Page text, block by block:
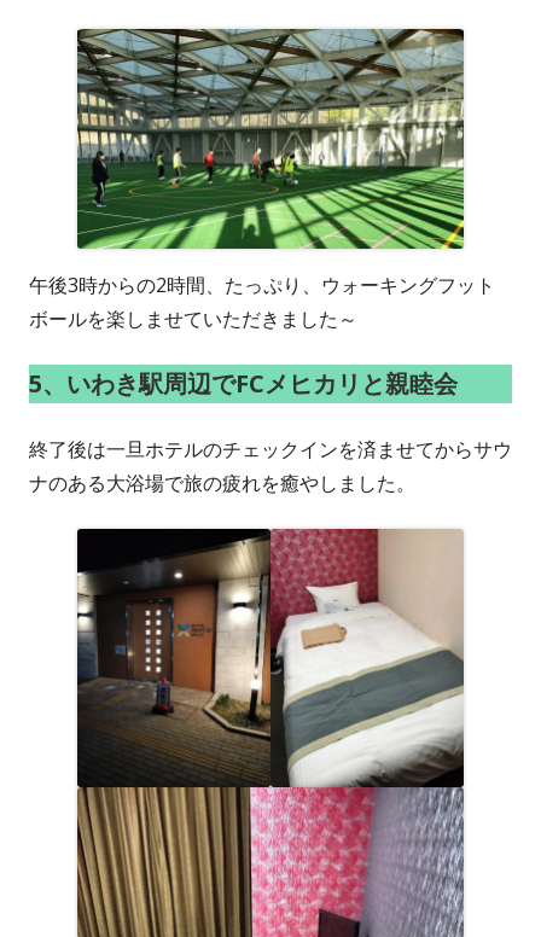
午後3時からの2時間、たっぷり、ウォーキングフット
ボールを楽しませていただきました～
5、いわき駅周辺でFCメヒカリと親睦会
終了後は一旦ホテルのチェックインを済ませてからサウ
ナのある大浴場で旅の疲れを癒やしました。